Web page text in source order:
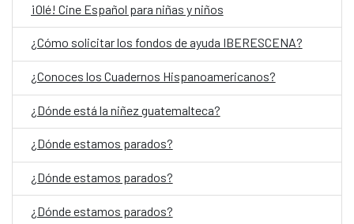
¡Olé! Cine Español para niñas y niños
¿Cómo solicitar los fondos de ayuda IBERESCENA?
¿Conoces los Cuadernos Hispanoamericanos?
¿Dónde está la niñez guatemalteca?
¿Dónde estamos parados?
¿Dónde estamos parados?
¿Dónde estamos parados?